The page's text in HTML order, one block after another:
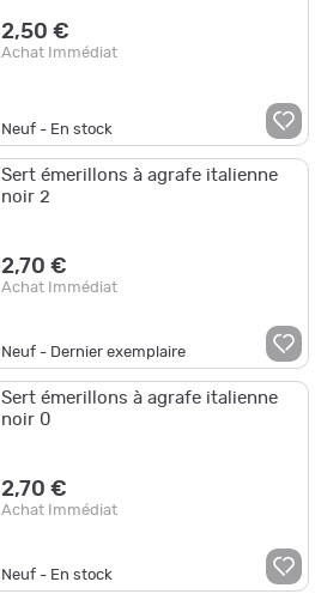
2,50 €
Achat Immédiat
Neuf - En stock
Sert émerillons à agrafe italienne
noir 2
2,70 €
Achat Immédiat
Neuf - Dernier exemplaire
Sert émerillons à agrafe italienne
noir 0
2,70 €
Achat Immédiat
Neuf - En stock